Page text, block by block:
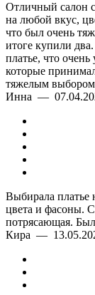
Отличный салон
на любой вкус,
что был очень
итоге купили
платье, что
которые
тяжелым
Инна —
Выбирала платье
цвета и фасоны.
потрясающая.
Кира —